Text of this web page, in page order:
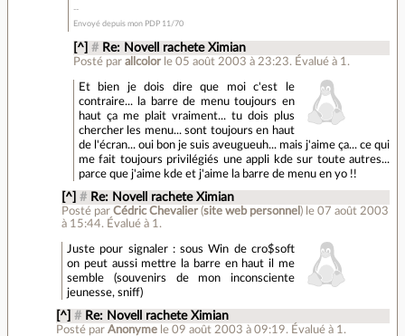
Envoyé depuis mon PDP 11/70
[^] # Re: Novell rachete Ximian
Posté par allcolor le 05 août 2003 à 23:23. Évalué à 1 .
Et bien je dois dire que moi c'est le
contraire... la barre de menu toujours en
haut ça me plait vraiment... tu dois plus
chercher les menu... sont toujours en haut
de l'écran... oui bon je suis aveugueuh... mais j'aime ça... ce qui
me fait toujours privilégiés une appli kde sur toute autres...
parce que j'aime kde et j'aime la barre de menu en yo !!
[^] # Re: Novell rachete Ximian
Posté parCédric Chevalier (site web personnel ) le 07 août 2003
à 15:44. Évalué à 1 .
Juste pour signaler : sous Win de cro$soft
on peut aussi mettre la barre en haut il me
semble (souvenirs de mon inconsciente
jeunesse, sniff)
[^] # Re: Novell rachete Ximian
Posté par Anonyme le 09 août 2003 à 09:19. Évalué à 1 .